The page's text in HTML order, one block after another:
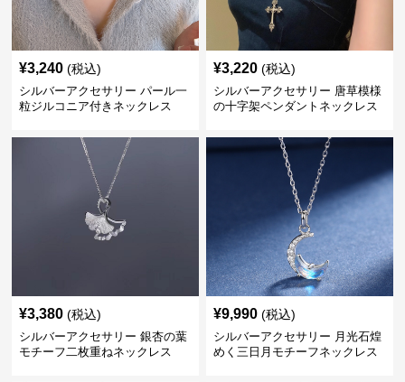
¥3,240 (税込)
シルバーアクセサリー パール一
粒ジルコニア付きネックレス
¥3,220 (税込)
シルバーアクセサリー 唐草模様
の十字架ペンダントネックレス
¥3,380 (税込)
シルバーアクセサリー 銀杏の葉
モチーフ二枚重ねネックレス
¥9,990 (税込)
シルバーアクセサリー 月光石煌
めく三日月モチーフネックレス